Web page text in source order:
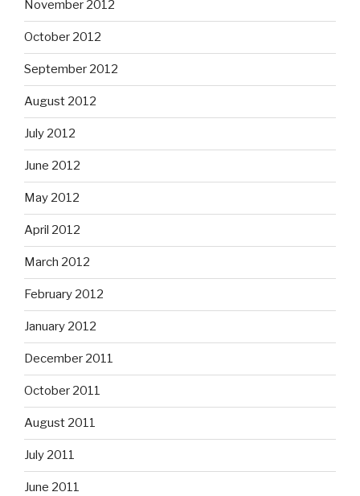
November 2012
October 2012
September 2012
August 2012
July 2012
June 2012
May 2012
April 2012
March 2012
February 2012
January 2012
December 2011
October 2011
August 2011
July 2011
June 2011